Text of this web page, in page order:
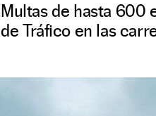
Multas de hasta 600
de Tráfico en las